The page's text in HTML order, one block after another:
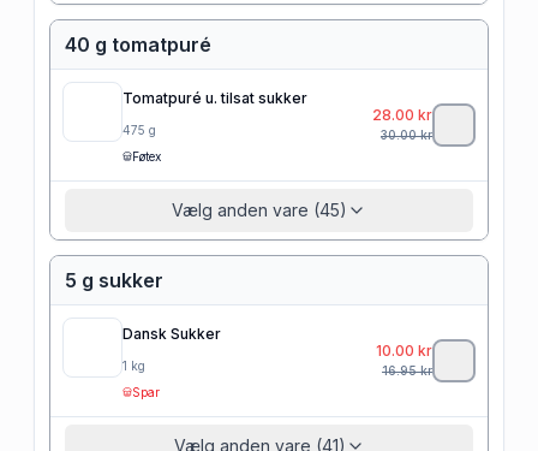
40 g tomatpuré
Tomatpuré u. tilsat sukker
475 g
Føtex
28.00 kr
30.00kr
Vælg anden vare (45)
5 g sukker
Dansk Sukker
1 kg
Spar
10.00 kr
16.95kr
Vælg anden vare (41)